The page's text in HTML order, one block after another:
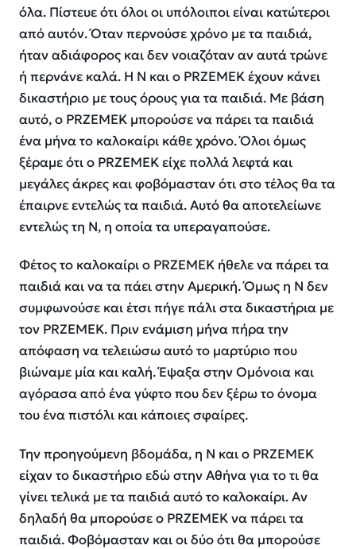
όλα. Πίστευε ότι όλοι οι υπόλοιποι είναι κατώτεροι
από αυτόν. Όταν περνούσε χρόνο με τα παιδιά,
ήταν αδιάφορος και δεν νοιαζόταν αν αυτά τρώνε
ή περνάνε καλά. Η Ν και ο PRZEMEK έχουν κάνει
δικαστήριο με τους όρους για τα παιδιά. Με βάση
αυτό, ο PRZEMEK μπορούσε να πάρει τα παιδιά
ένα μήνα το καλοκαίρι κάθε χρόνο. Όλοι όμως
ξέραμε ότι ο PRZEMEK είχε πολλά λεφτά και
μεγάλες άκρες και φοβόμασταν ότι στο τέλος θα τα
έπαιρνε εντελώς τα παιδιά. Αυτό θα αποτελείωνε
εντελώς τη Ν, η οποία τα υπεραγαπούσε.
Φέτος το καλοκαίρι ο PRZEMEK ήθελε να πάρει τα
παιδιά και να τα πάει στην Αμερική. Όμως η Ν δεν
συμφωνούσε και έτσι πήγε πάλι στα δικαστήρια με
τον PRZEMEK. Πριν ενάμιση μήνα πήρα την
απόφαση να τελειώσω αυτό το μαρτύριο που
βιώναμε μία και καλή. Έψαξα στην Ομόνοια και
αγόρασα από ένα γύφτο που δεν ξέρω το όνομα
του ένα πιστόλι και κάποιες σφαίρες.
Την προηγούμενη βδομάδα, η Ν και ο PRZEMEK
είχαν το δικαστήριο εδώ στην Αθήνα για το τι θα
γίνει τελικά με τα παιδιά αυτό το καλοκαίρι. Αν
δηλαδή θα μπορούσε ο PRZEMEK να πάρει τα
παιδιά. Φοβόμασταν και οι δύο ότι θα μπορούσε